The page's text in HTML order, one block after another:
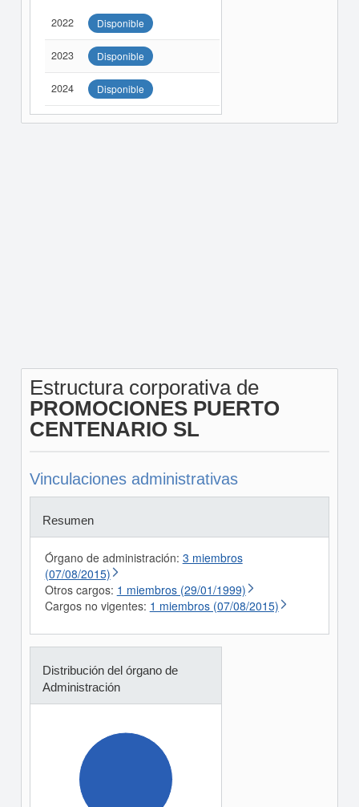
2022 Disponible
2023 Disponible
2024 Disponible
Estructura corporativa de
PROMOCIONES PUERTO
CENTENARIO SL
Vinculaciones administrativas
Resumen
Órgano de administración: 3 miembros
(07/08/2015)
Otros cargos: 1 miembros (29/01/1999)
Cargos no vigentes: 1 miembros (07/08/2015)
Distribución del órgano de
Administración